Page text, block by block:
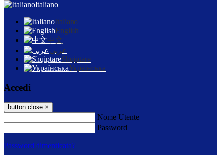
Italiano
Italiano
English
中文
عربى
Shqiptare
Українська
Accedi
button close ×
Nome Utente
Password
Password dimenticata?